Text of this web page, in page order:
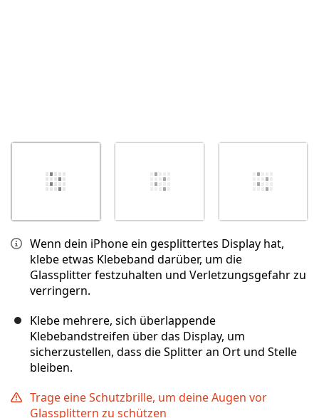
Wenn dein iPhone ein gesplittertes Display hat,
klebe etwas Klebeband darüber, um die
Glassplitter festzuhalten und Verletzungsgefahr zu
verringern.
Klebe mehrere, sich überlappende
Klebebandstreifen über das Display, um
sicherzustellen, dass die Splitter an Ort und Stelle
bleiben.
Trage eine Schutzbrille, um deine Augen vor
Glassplittern zu schützen